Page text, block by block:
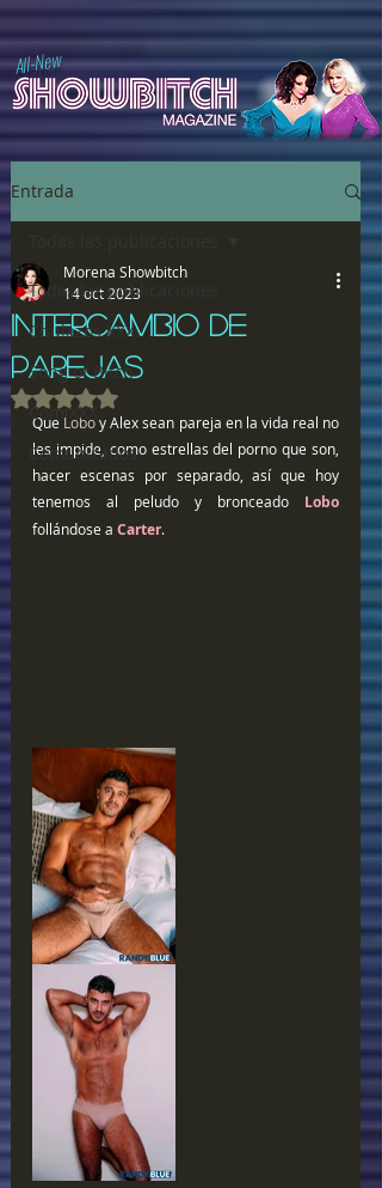
All-New
Entrada
Todas las publicaciones
Chulazos XXX
Song of Bitch
ComiXXX
Comunicados
INTERCAMBIO DE
PAREJAS
Morena Showbitch
14 oct 2023
Obtuvo NaN de 5 estrellas.
Que Lobo y Alex sean pareja en la vida real no
les impide, como estrellas del porno que son,
hacer escenas por separado, así que hoy
tenemos al peludo y bronceado
follándose a Carter.